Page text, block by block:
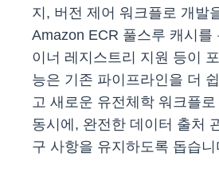
지, 버전 제어 워크플로 개발
Amazon ECR 풀스루 캐시를
이너 레지스트리 지원 등이
능은 기존 파이프라인을 더
고 새로운 유전체학 워크플
동시에, 완전한 데이터 출처
구 사항을 유지하도록 돕습니